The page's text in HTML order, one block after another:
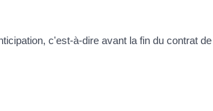
c'est-à-dire avant la fin du contrat de